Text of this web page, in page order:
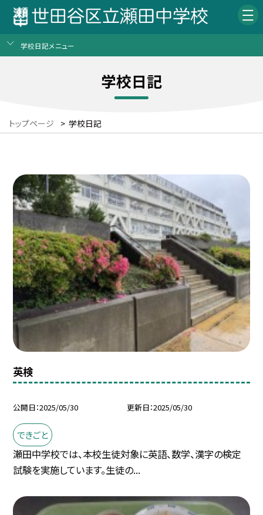
学校日記メニュー
学校日記
トップページ > 学校日記
英検
公開日 2025/05/30 更新日 2025/05/30
できごと
瀬田中学校では、本校生徒対象に英語、数学、漢字の検定
試験を実施しています。生徒の...